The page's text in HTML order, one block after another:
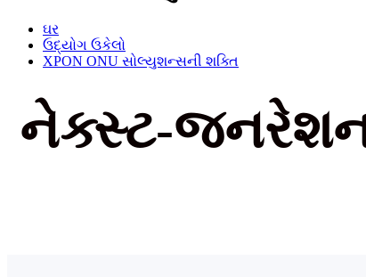
ઘર
ઉદ્યોગ ઉકેલો
XPON ONU સોલ્યુશન્સની શક્તિ
નેક્સ્ટ-જનરેશન